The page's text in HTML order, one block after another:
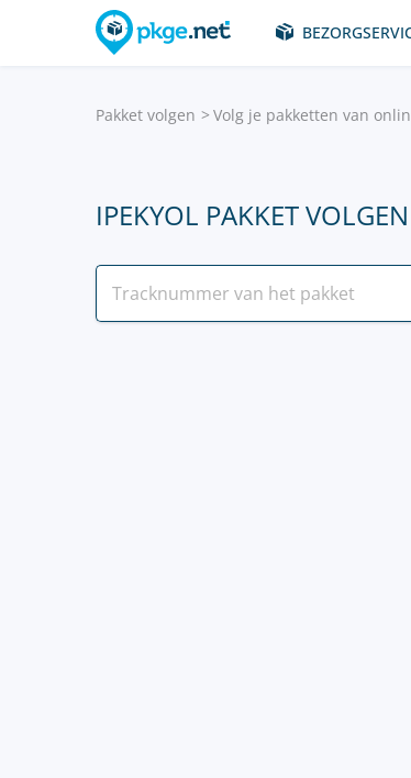
Pakket volgen Volg je pakketten van
IPEKYOL PAKKET